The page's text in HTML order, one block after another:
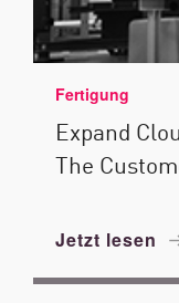
Fertigung
Expand
The
Jetzt lesen